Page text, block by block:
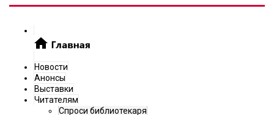
Новости
Анонсы
Выставки
Читателям
Спроси библиотекаря